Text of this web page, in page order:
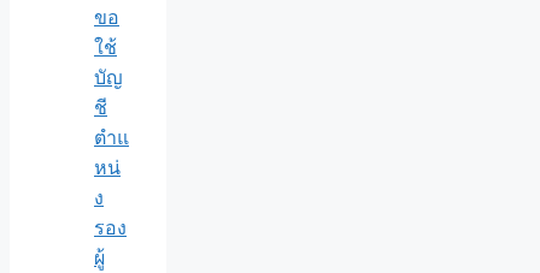
ขอ
ใช้
บัญ
ชี
ตำแ
หน่
ง
รอง
ผู้